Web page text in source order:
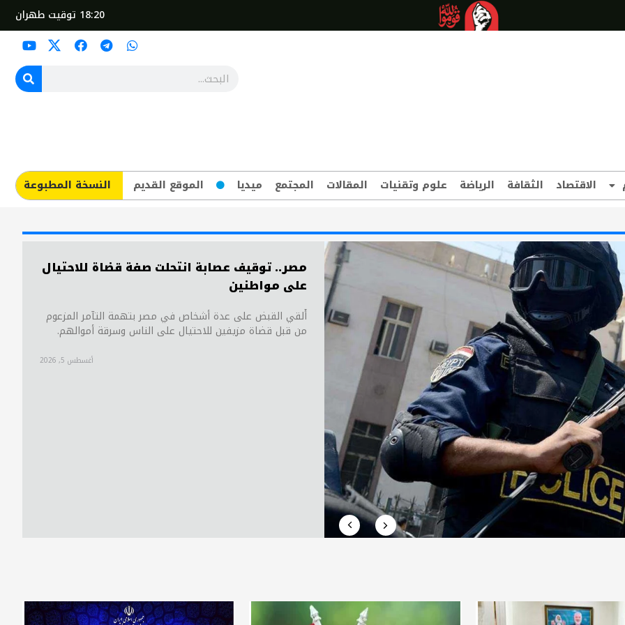
18:20 توقيت طهران
الاقتصاد الثقافة الرياضة علوم وتقنيات المقالات المجتمع ميديا الموقع القديم ​النسخة المطبوعة
مصر.. توقيف عصابة انتحلت صفة قضاة للاحتيال
على مواطنين
أُلقي القبض على عدة أشخاص في مصر بتهمة التآمر المزعوم
من قبل قضاة مزيفين للاحتيال على الناس وسرقة أموالهم.
أغسطس 5, 2026